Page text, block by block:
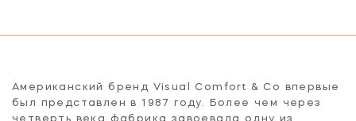
Американский бренд Visual Comfort & Co впервые
был представлен в 1987 году. Более чем через
четверть века фабрика завоевала одну из